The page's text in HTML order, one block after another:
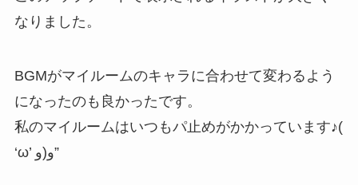
なりました。
BGMがマイルームのキャラに合わせて変わるよう
になったのも良かったです。
私のマイルームはいつもパ止めがかかっています♪(
‘ω’ و(و”